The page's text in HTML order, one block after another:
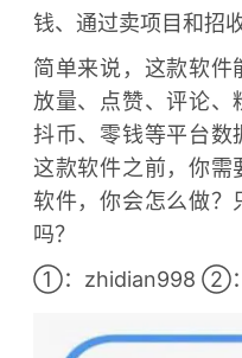
钱、通过卖项目和招
简单来说，这款软件
放量、点赞、评论、
抖币、零钱等平台数
这款软件之前，你需
软件，你会怎么做？
吗？
①：zhidian998 ②